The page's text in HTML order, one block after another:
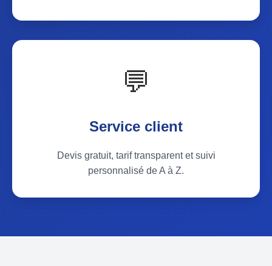
💬
Service client
Devis gratuit, tarif transparent et suivi
personnalisé de A à Z.